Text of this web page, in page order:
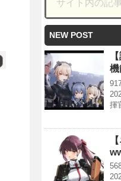
NEW POST
機
揮